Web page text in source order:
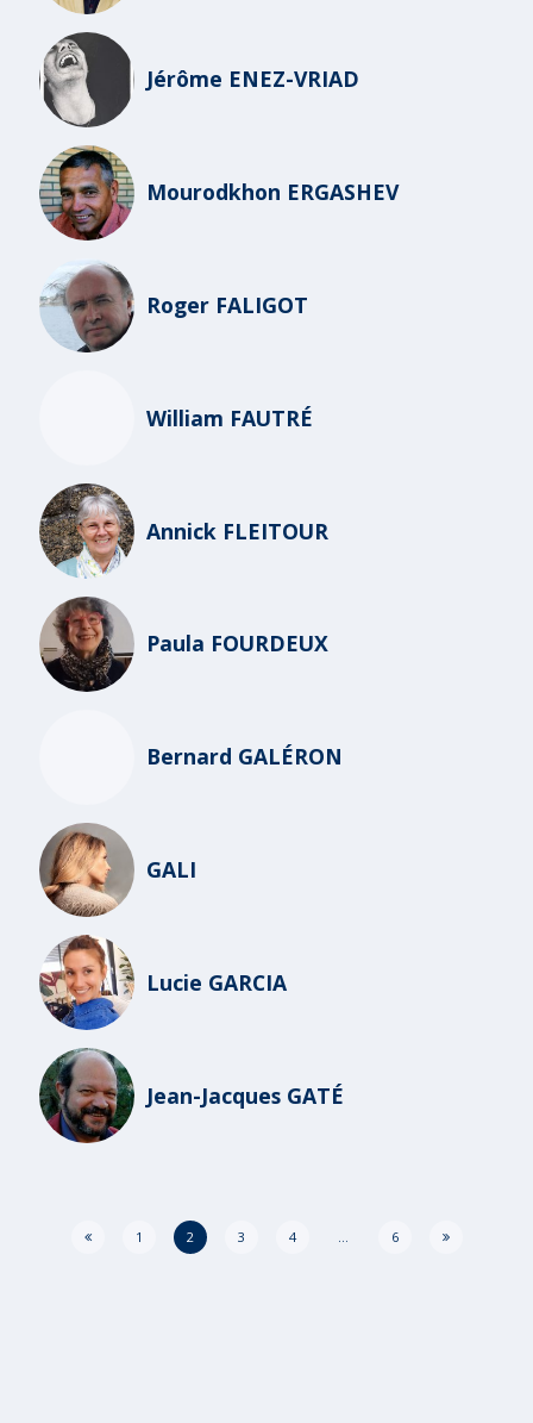
Jérôme ENEZ-VRIAD
Mourodkhon ERGASHEV
Roger FALIGOT
William FAUTRÉ
Annick FLEITOUR
Paula FOURDEUX
Bernard GALÉRON
GALI
Lucie GARCIA
Jean-Jacques GATÉ
1 2 3 4 … 6